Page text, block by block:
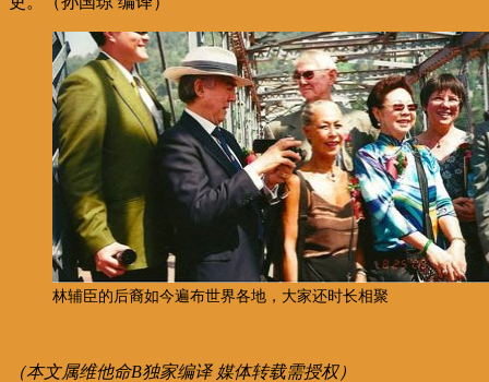
林辅臣的后裔如今遍布世界各地，大家还时长相聚
（本文属维他命B独家编译 媒体转载需授权）